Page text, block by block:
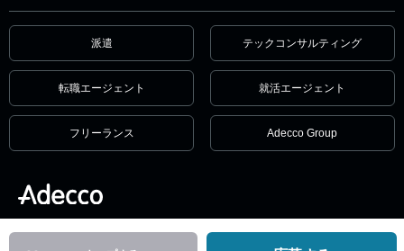
派遣 テックコンサルティング
転職エージェント 就活エージェント
フリーランス Adecco Group